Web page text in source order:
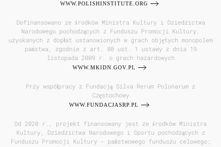
WWW.POLISHINSTITUTE.ORG
Dofinansowano ze środków Ministra Kultury i Dziedzictwa
Narodowego pochodzących z Funduszu Promocji Kultury,
uzyskanych z dopłat ustanowionych w grach objętych monopolem
państwa, zgodnie z art. 80 ust. 1 ustawy z dnia 19
listopada 2009 r. o grach hazardowych
WWW.MKIDN.GOV.PL
Przy współpracy z Fundacją Silva Rerum Polonarum z
Częstochowy
WWW.FUNDACJASRP.PL
Od 2020 r., projekt finansowany jest ze środków Ministra
Kultury, Dziedzictwa Narodowego i Sportu pochodzących z
Funduszu Promocji Kultury - państwowego funduszu celowego;